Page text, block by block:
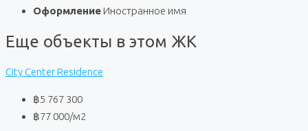
Оформление Иностранное имя
Еще объекты в этом ЖК
City Center Residence
฿5 767 300
฿77 000/м2